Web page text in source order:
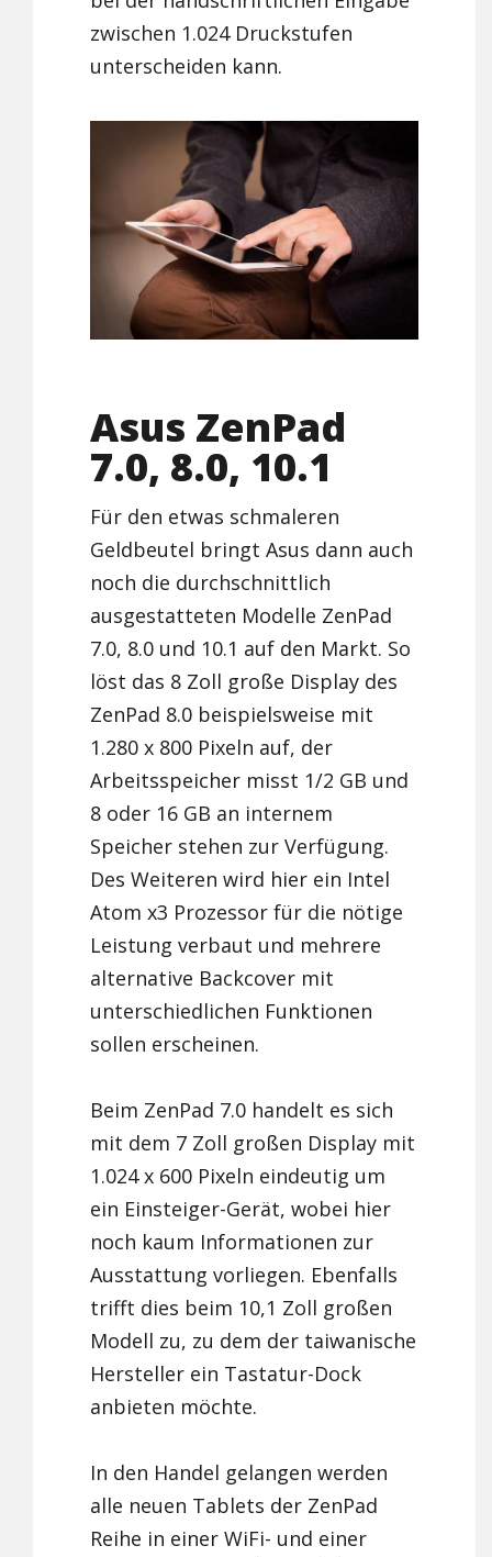
zwischen 1.024 Druckstufen
unterscheiden kann.
Asus ZenPad
7.0, 8.0, 10.1
Für den etwas schmaleren
Geldbeutel bringt Asus dann auch
noch die durchschnittlich
ausgestatteten Modelle ZenPad
7.0, 8.0 und 10.1 auf den Markt. So
löst das 8 Zoll große Display des
ZenPad 8.0 beispielsweise mit
1.280 x 800 Pixeln auf, der
Arbeitsspeicher misst 1/2 GB und
8 oder 16 GB an internem
Speicher stehen zur Verfügung.
Des Weiteren wird hier ein Intel
Atom x3 Prozessor für die nötige
Leistung verbaut und mehrere
alternative Backcover mit
unterschiedlichen Funktionen
sollen erscheinen.
Beim ZenPad 7.0 handelt es sich
mit dem 7 Zoll großen Display mit
1.024 x 600 Pixeln eindeutig um
ein Einsteiger-Gerät, wobei hier
noch kaum Informationen zur
Ausstattung vorliegen. Ebenfalls
trifft dies beim 10,1 Zoll großen
Modell zu, zu dem der taiwanische
Hersteller ein Tastatur-Dock
anbieten möchte.
In den Handel gelangen werden
alle neuen Tablets der ZenPad
Reihe in einer WiFi- und einer